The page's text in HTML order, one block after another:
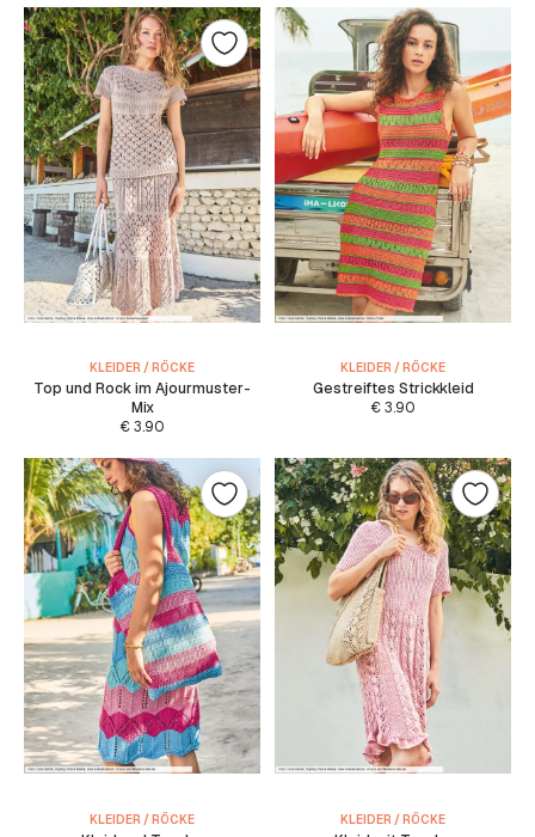
KLEIDER / RÖCKE
Top und Rock im Ajourmuster-
Mix
€3.90
KLEIDER / RÖCKE
Gestreiftes Strickkleid
€3.90
KLEIDER / RÖCKE KLEIDER / RÖCKE